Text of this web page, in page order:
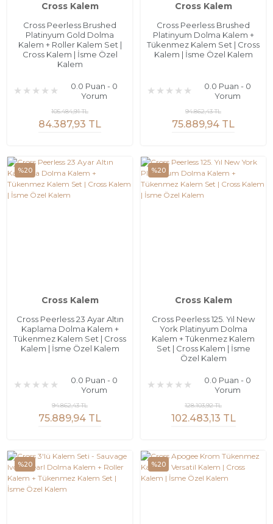
Cross Kalem
Cross Peerless Brushed
Platinyum Gold Dolma
Kalem + Roller Kalem Set |
Cross Kalem | İsme Özel
Kalem
0.0 Puan - 0
Yorum
84.387,93 TL
105.484,91 TL
Cross Kalem
Cross Peerless Brushed
Platinyum Dolma Kalem +
Tükenmez Kalem Set | Cross
Kalem | İsme Özel Kalem
0.0 Puan - 0
Yorum
75.889,94 TL
94.862,43 TL
%20
Cross Kalem
Cross Peerless 23 Ayar Altın
Kaplama Dolma Kalem +
Tükenmez Kalem Set | Cross
Kalem | İsme Özel Kalem
0.0 Puan - 0
Yorum
75.889,94 TL
94.862,43 TL
%20
Cross Kalem
Cross Peerless 125. Yıl New
York Platinyum Dolma
Kalem + Tükenmez Kalem
Set | Cross Kalem | İsme
Özel Kalem
0.0 Puan - 0
Yorum
102.483,13 TL
128.103,92 TL
%20 %20